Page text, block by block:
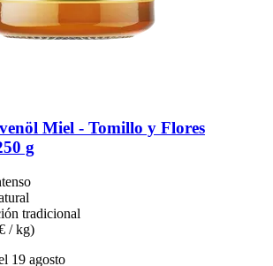
Miel -​ Tomillo y Flores
g
tradicional
/ kg)
19 agosto